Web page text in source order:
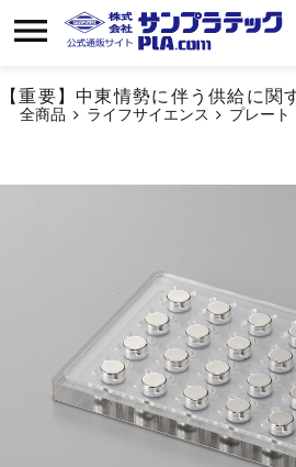
【重要】中東情勢に伴う供給に関
全商品 ライフサイエンス プレート